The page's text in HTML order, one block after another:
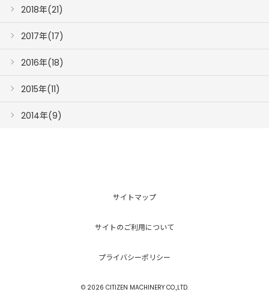
2018年(21)
2017年(17)
2016年(18)
2015年(11)
2014年(9)
サイトマップ
サイトのご利用について
プライバシーポリシー
© 2026 CITIZEN MACHINERY CO.,LTD.